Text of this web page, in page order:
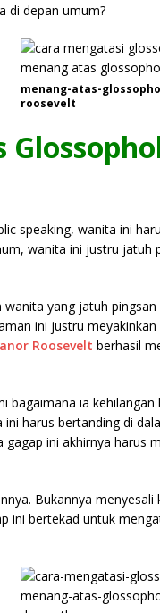
di depan umum?
menang-atas-
roosevelt
speaking, wanita ini
wanita ini justru jatuh
wanita yang jatuh
ini justru
Roosevelt berhasil
bagaimana ia
ini harus bertanding di
ini akhirnya harus
Bukannya
ini bertekad untuk